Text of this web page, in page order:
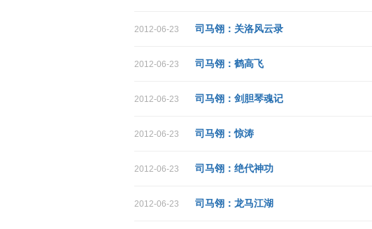
2012-06-23 司马翎：关洛风云录
2012-06-23 司马翎：鹤高飞
2012-06-23 司马翎：剑胆琴魂记
2012-06-23 司马翎：惊涛
2012-06-23 司马翎：绝代神功
2012-06-23 司马翎：龙马江湖